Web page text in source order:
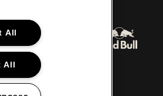
de website van Coca-Cola
in offwhite
van Het logo van Lillet in off-white
All
All